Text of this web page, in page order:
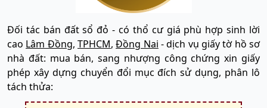
Đối tác bán đất sổ đỏ - có thổ cư giá phù hợp sinh lời
cao Lâm Đồng,TPHCM,Đồng Nai - dịch vụ giấy tờ hồ sơ
nhà đất: mua bán, sang nhượng công chứng xin giấy
phép xây dựng chuyển đổi mục đích sử dụng, phân lô
tách thửa: